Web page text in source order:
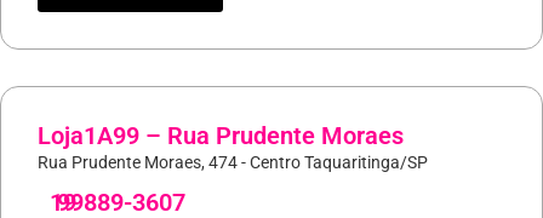
Loja1A99 – Rua Prudente Moraes
Rua Prudente Moraes, 474 - Centro Taquaritinga/SP
19
99889-3607